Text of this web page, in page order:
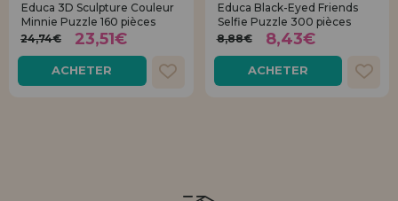
Educa 3D Sculpture Couleur
Minnie Puzzle 160 pièces
24,74€
23,51€
ACHETER
Educa Black-Eyed Friends
Selfie Puzzle 300 pièces
8,88€
8,43€
ACHETER